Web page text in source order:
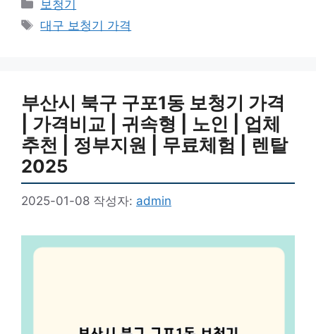
테
보청기
태
대구 보청기 가격
부산시 북구 구포1동 보청기 가격
| 가격비교 | 귀속형 | 노인 | 업체
추천 | 정부지원 | 무료체험 | 렌탈
2025
2025-01-08 작성자: admin